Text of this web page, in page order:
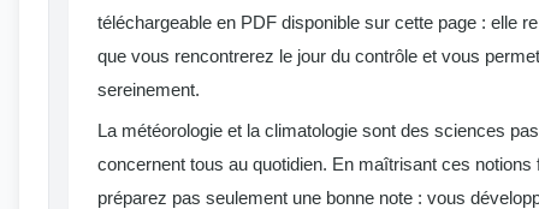
téléchargeable en PDF disponible sur cette page : elle
que vous rencontrerez le jour du contrôle et vous
sereinement.
La météorologie et la climatologie sont des sciences
concernent tous au quotidien. En maîtrisant ces
préparez pas seulement une bonne note : vous